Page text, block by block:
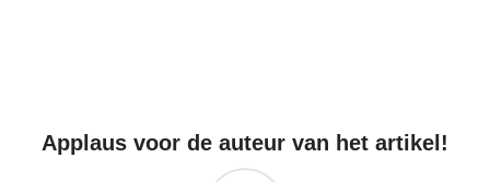
Applaus voor de auteur van het artikel!